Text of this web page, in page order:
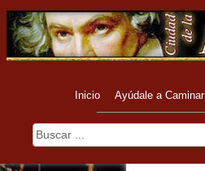
Inicio Ayúdale a Caminar